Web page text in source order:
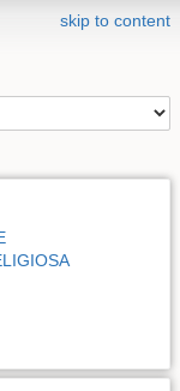
skip to content